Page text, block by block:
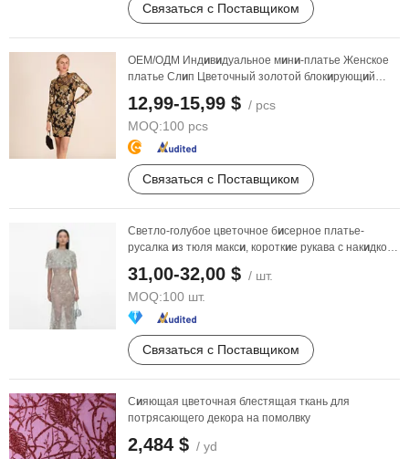
Связаться с Поставщиком
ОЕМ/ОДМ Индивидуальное мини-платье Женское
платье Слип Цветочный золотой блокирующий
12,99-15,99 $ / pcs
MOQ:100 pcs
Связаться с Поставщиком
Светло-голубое цветочное бисерное платье-
русалка из тюля макси, короткие рукава с накидкой,
31,00-32,00 $ / шт.
MOQ:100 шт.
Связаться с Поставщиком
Сияющая цветочная блестящая ткань для
потрясающего декора на помолвку
2,484 $ / yd